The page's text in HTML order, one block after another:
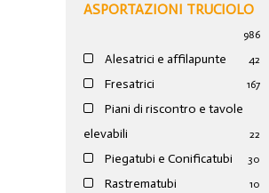
ASPORTAZIONI TRUCIOLO
986
Alesatrici e affilapunte 42
Fresatrici 167
Piani di riscontro e tavole
elevabili
22
Piegatubi e Conificatubi 30
Rastrematubi 10